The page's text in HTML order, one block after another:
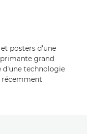
posters d'une
grand
d'une technologie
récemment